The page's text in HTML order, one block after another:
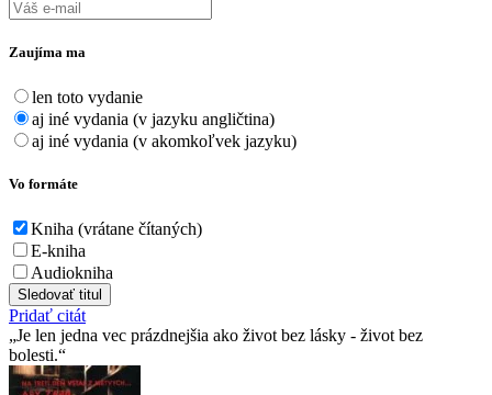
Zaujíma ma
len toto vydanie
aj iné vydania (v jazyku angličtina)
aj iné vydania (v akomkoľvek jazyku)
Vo formáte
Kniha (vrátane čítaných)
E-kniha
Audiokniha
Sledovať titul
Pridať citát
Je len jedna vec prázdnejšia ako život bez lásky - život bez
bolesti.